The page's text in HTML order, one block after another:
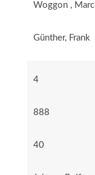
Woggon , Marc
Günther, Frank
4
888
40